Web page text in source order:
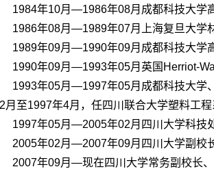
1984年10月―1986年08月成都科技大学
1986年08月―1989年07月上海复旦大学
1989年09月―1990年09月成都科技大学
1990年09月―1993年05月英国Herriot-
1993年05月―1997年05月成都科技大学
月至1997年4月，任四川联合大学塑料工
1997年05月―2005年02月四川大学科技
2005年02月―2007年09月四川大学副校
2007年09月―现在四川大学常务副校长、